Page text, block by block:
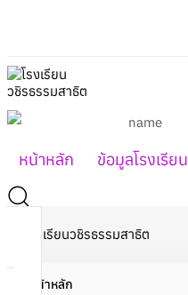
หน้าหลัก ข้อมูลโรงเรียน
หน้าหลัก